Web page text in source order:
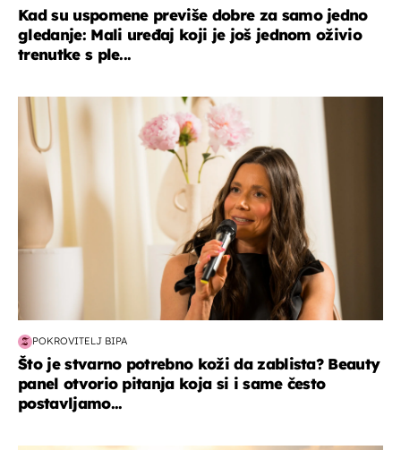
Kad su uspomene previše dobre za samo jedno
gledanje: Mali uređaj koji je još jednom oživio
trenutke s ple...
moda & ljepota
POKROVITELJ BIPA
Što je stvarno potrebno koži da zablista? Beauty
panel otvorio pitanja koja si i same često
postavljamo...